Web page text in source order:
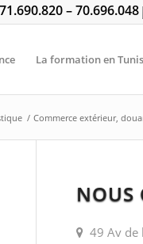
– 70.696.048
La formation en
/ Commerce extérieur,
NOUS
49 Av de